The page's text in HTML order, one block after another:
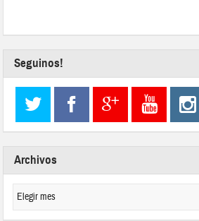
Seguinos!
Archivos